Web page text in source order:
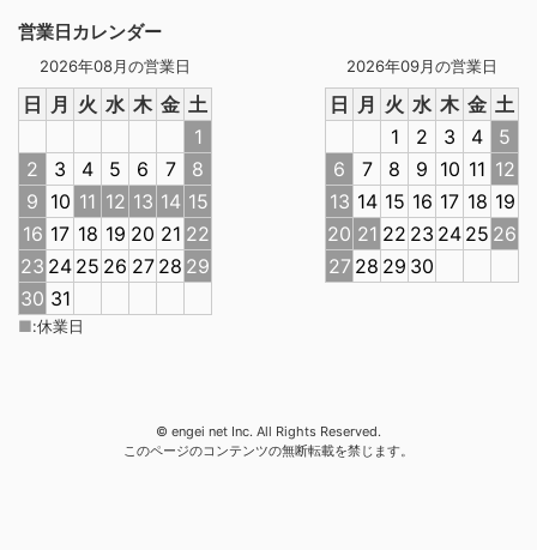
営業日カレンダー
2026年08月の営業日
日 月 火 水 木 金 土
1
2
3 4 5 6 7
8
9 10 11 12 13 14 15
16 17 18 19 20 21 22
23 24 25 26 27 28 29
30 31
2026年09月の営業日
日 月 火 水 木 金 土
1
2 3 4
5
6
7 8 9 10 11 12
13 14 15 16 17 18 19
20 21 22 23 24 25 26
27 28 29 30
■:休業日
© engei net Inc. All Rights Reserved.
このページのコンテンツの無断転載を禁じます。